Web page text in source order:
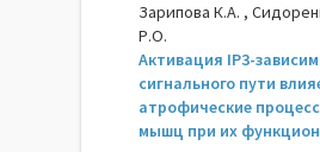
Зарипова К.А. ,
Р.О.
Активация IP3-
сигнального пути
атрофические
мышц при их